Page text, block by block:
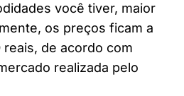
você tiver, maior
os preços ficam a
reais, de acordo com
realizada pelo